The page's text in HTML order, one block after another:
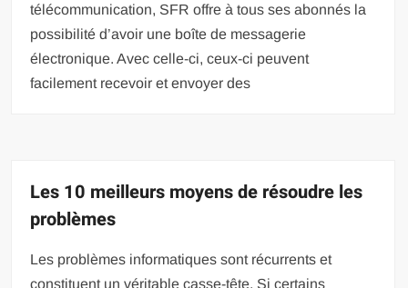
télécommunication, SFR offre à tous ses abonnés la
possibilité d’avoir une boîte de messagerie
électronique. Avec celle-ci, ceux-ci peuvent
facilement recevoir et envoyer des
Les 10 meilleurs moyens de résoudre les
problèmes
Les problèmes informatiques sont récurrents et
constituent un véritable casse-tête. Si certains